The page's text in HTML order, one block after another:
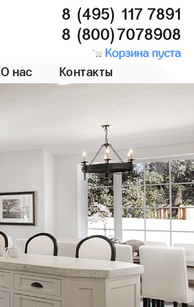
8 (495) 117 7891
8 (800)7078908
Корзина пуста
О нас Контакты